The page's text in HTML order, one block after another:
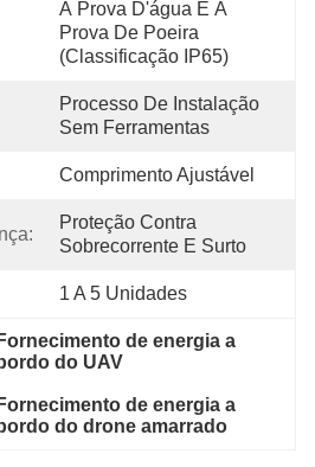
À Prova D'água E À
Prova De Poeira
(classificação IP65)
Processo De Instalação
Sem Ferramentas
Comprimento Ajustável
Proteção Contra
Sobrecorrente E Surto
1 A 5 Unidades
Fornecimento de energia a
bordo do UAV
Fornecimento de energia a
bordo do drone amarrado